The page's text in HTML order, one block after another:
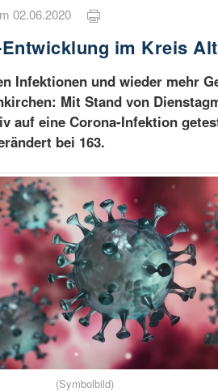
02.06.2020
im Kreis
Infektionen und wieder mehr
Mit Stand von
auf eine Corona-Infektion
bei 163.
(Symbolbild)